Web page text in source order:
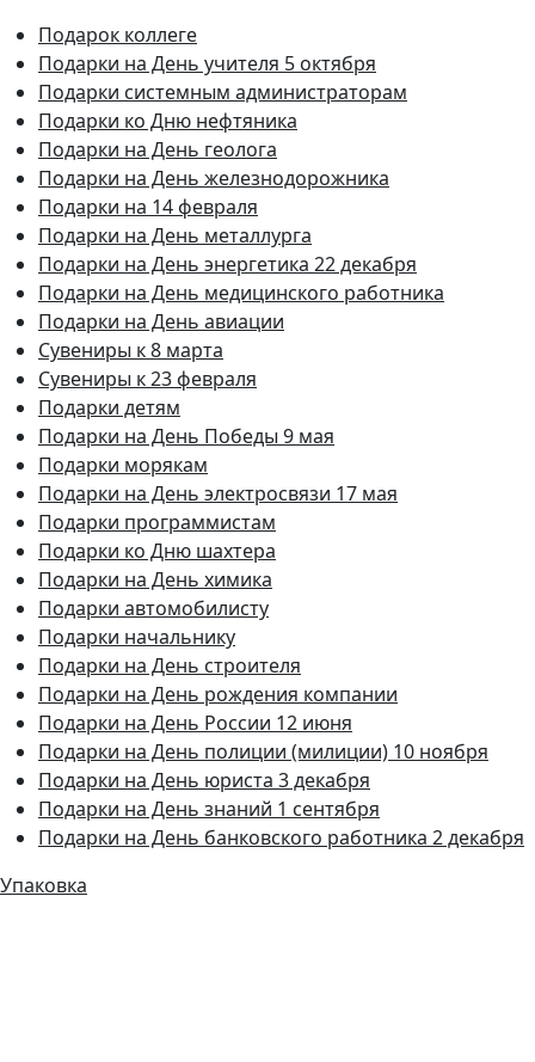
Подарок коллеге
Подарки на День учителя 5 октября
Подарки системным администраторам
Подарки ко Дню нефтяника
Подарки на День геолога
Подарки на День железнодорожника
Подарки на 14 февраля
Подарки на День металлурга
Подарки на День энергетика 22 декабря
Подарки на День медицинского работника
Подарки на День авиации
Сувениры к 8 марта
Сувениры к 23 февраля
Подарки детям
Подарки на День Победы 9 мая
Подарки морякам
Подарки на День электросвязи 17 мая
Подарки программистам
Подарки ко Дню шахтера
Подарки на День химика
Подарки автомобилисту
Подарки начальнику
Подарки на День строителя
Подарки на День рождения компании
Подарки на День России 12 июня
Подарки на День полиции (милиции) 10 ноября
Подарки на День юриста 3 декабря
Подарки на День знаний 1 сентября
Подарки на День банковского работника 2 декабря
Упаковка